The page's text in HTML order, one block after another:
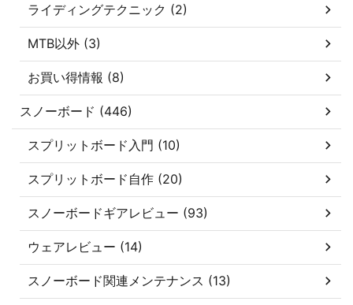
ライディングテクニック (2)
MTB以外 (3)
お買い得情報 (8)
スノーボード (446)
スプリットボード入門 (10)
スプリットボード自作 (20)
スノーボードギアレビュー (93)
ウェアレビュー (14)
スノーボード関連メンテナンス (13)